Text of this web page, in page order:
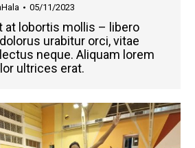
05/11/2023
at lobortis mollis – libero
urabitur orci, vitae
neque. Aliquam lorem
ultrices erat.